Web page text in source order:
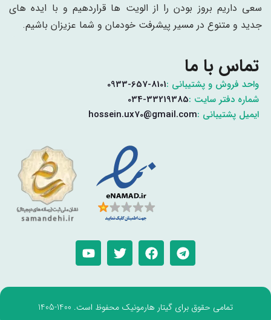
سعی داریم بروز بودن را از الویت ها قراردهیم و با ایده های
جدید و متنوع در مسیر پیشرفت خودمان و شما عزیزان باشیم.
تماس با ما
واحد فروش و پشتیبانی :0933-657-8101
شماره دفتر سایت :034-33219385
ایمیل پشتیبانی :hossein.ux70@gmail.com
تمامی حقوق برای گیتار هارمونیک محفوظ است. 1400-1405